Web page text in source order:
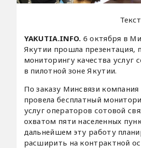
YAKUTIA.INFO. 6 октября в
Якутии прошла презентация,
мониторингу качества услуг
в пилотной зоне Якутии.
По заказу Минсвязи компания
провела бесплатный
услуг операторов сотовой
охватом пяти населенных
дальнейшем эту работу
расширить на контрактной